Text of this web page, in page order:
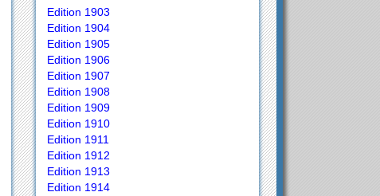
Edition 1903
Edition 1904
Edition 1905
Edition 1906
Edition 1907
Edition 1908
Edition 1909
Edition 1910
Edition 1911
Edition 1912
Edition 1913
Edition 1914